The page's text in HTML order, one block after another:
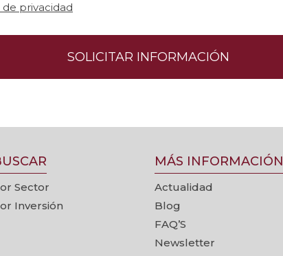
privacidad
SOLICITAR INFORMACIÓN
Sector
Inversión
MÁS INFORMACIÓN
Actualidad
Blog
FAQ’S
Newsletter